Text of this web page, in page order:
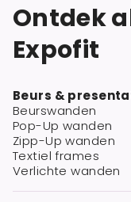
Ontdek
Expofit
Beurs &
Beurswanden
Pop-Up wanden
Zipp-Up wanden
Textiel frames
Verlichte wanden